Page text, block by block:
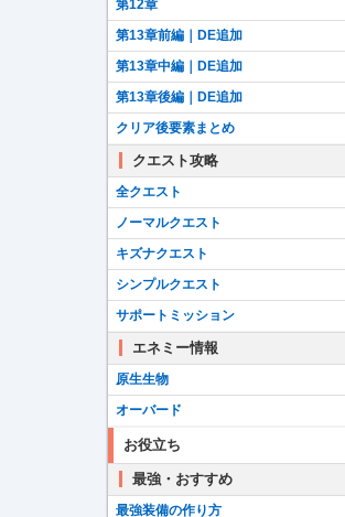
第12章
第13章前編｜DE追加
第13章中編｜DE追加
第13章後編｜DE追加
クリア後要素まとめ
クエスト攻略
全クエスト
ノーマルクエスト
キズナクエスト
シンプルクエスト
サポートミッション
エネミー情報
原生生物
オーバード
お役立ち
最強・おすすめ
最強装備の作り方